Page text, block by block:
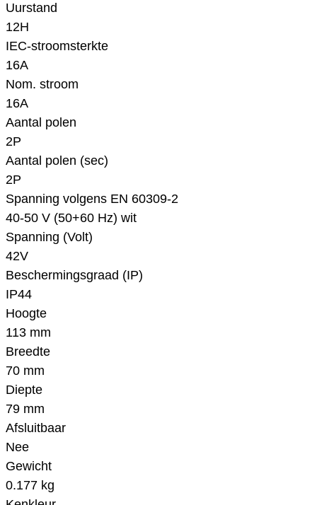
Uurstand
12H
IEC-stroomsterkte
16A
Nom. stroom
16A
Aantal polen
2P
Aantal polen (sec)
2P
Spanning volgens EN 60309-2
40-50 V (50+60 Hz) wit
Spanning (Volt)
42V
Beschermingsgraad (IP)
IP44
Hoogte
113 mm
Breedte
70 mm
Diepte
79 mm
Afsluitbaar
Nee
Gewicht
0.177 kg